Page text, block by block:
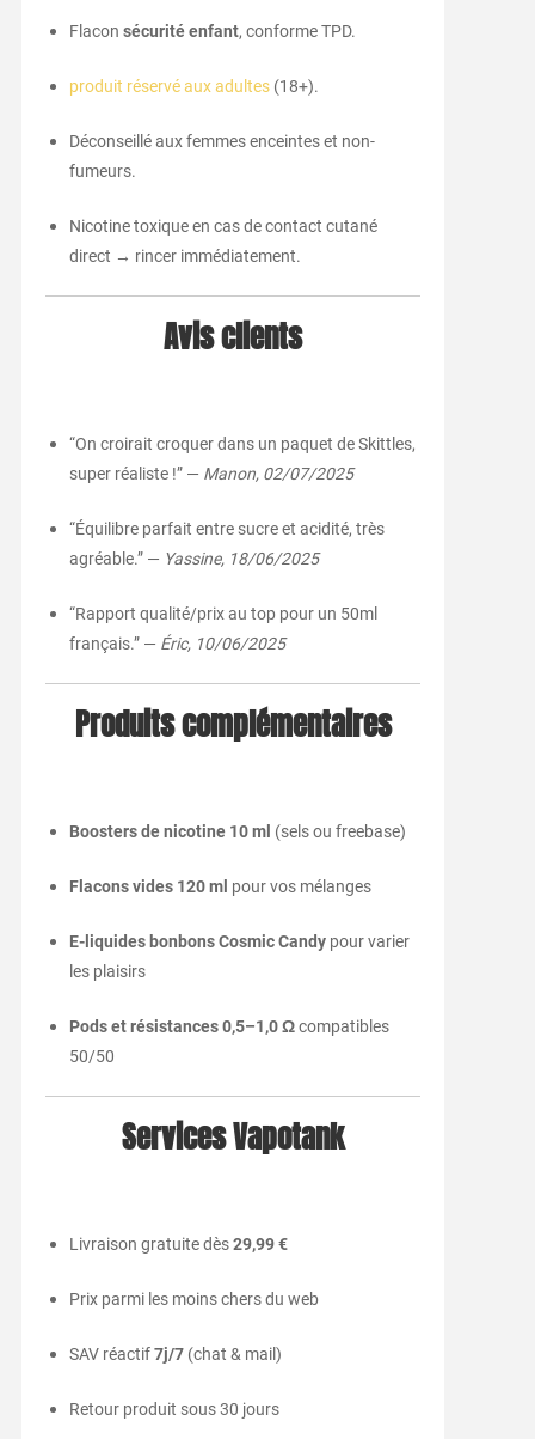
Flacon sécurité enfant, conforme TPD.
produit réservé aux adultes(18+).
Déconseillé aux femmes enceintes et non-
fumeurs.
Nicotine toxique en cas de contact cutané
direct → rincer immédiatement.
Avis clients
“On croirait croquer dans un paquet de Skittles,
super réaliste !” — Manon, 02/07/2025
“Équilibre parfait entre sucre et acidité, très
agréable.” — Yassine, 18/06/2025
“Rapport qualité/prix au top pour un 50ml
français.” — Éric, 10/06/2025
Produits complémentaires
Boosters de nicotine 10 ml (sels ou freebase)
Flacons vides 120 ml pour vos mélanges
E-liquides bonbons Cosmic Candypour varier
les plaisirs
Pods et résistances 0,5–1,0 Ωcompatibles
50/50
Services Vapotank
Livraison gratuite dès29,99 €
Prix parmi les moins chers du web
SAV réactif7j/7(chat & mail)
Retour produit sous 30 jours